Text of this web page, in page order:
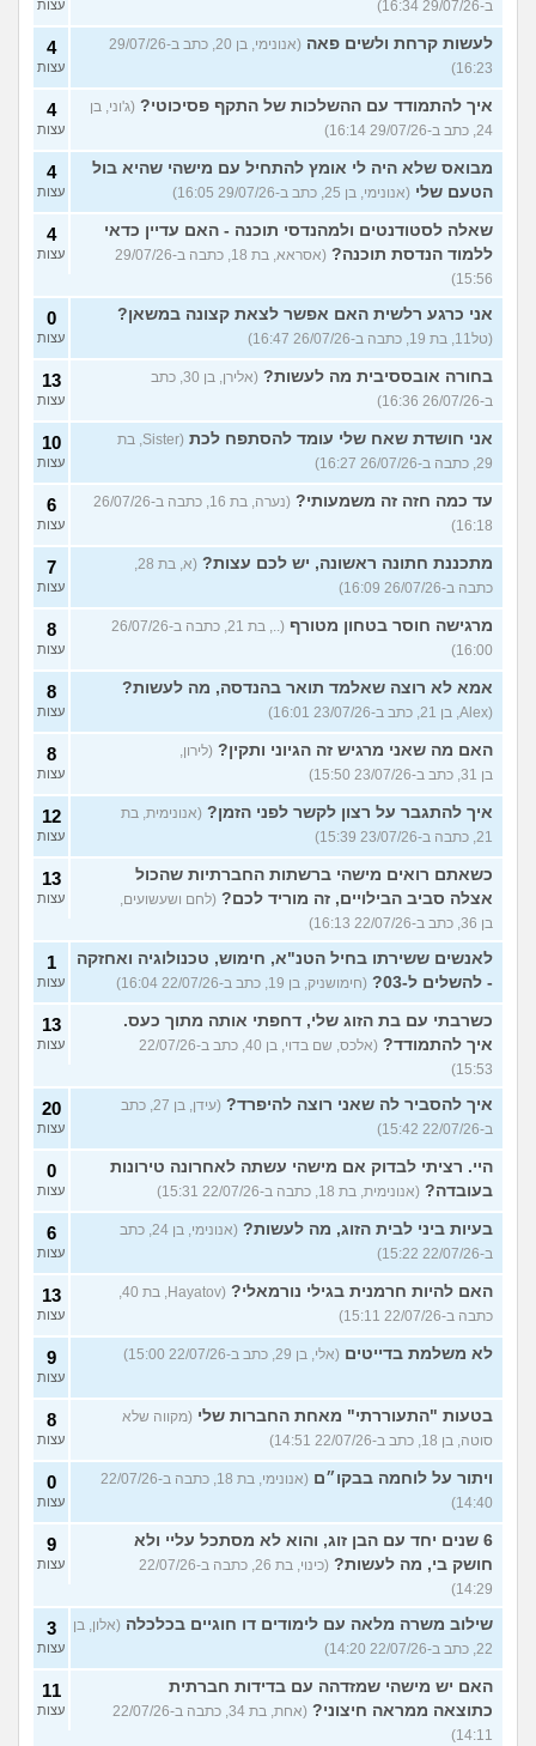
ב-29/07/26 16:34) עצות
לעשות קרחת ולשים פאה
(אנונימי, בן 20, כתב ב-29/07/26
16:23)
4
עצות
איך להתמודד עם ההשלכות של התקף פסיכוטי? (ג'וני, בן
24, כתב ב-29/07/26 16:14)
4
עצות
מבואס שלא היה לי אומץ להתחיל עם מישהי שהיא בול
הטעם שלי (אנונימי, בן 25, כתב ב-29/07/26 16:05)
4
עצות
שאלה לסטודנטים ולמהנדסי תוכנה - האם עדיין כדאי
ללמוד הנדסת תוכנה?
(אסראא, בת 18, כתבה ב-29/07/26
15:56)
4
עצות
אני כרגע רלשית האם אפשר לצאת קצונה במשאן?
(טל11, בת 19, כתבה ב-26/07/26 16:47)
0
עצות
בחורה אובססיבית מה לעשות?
(אלירן, בן 30, כתב
ב-26/07/26 16:36)
13
עצות
אני חושדת שאח שלי עומד להסתפח לכת
(Sister, בת
29, כתבה ב-26/07/26 16:27)
10
עצות
עד כמה חזה זה משמעותי?
(נערה, בת 16, כתבה ב-26/07/26
16:18)
6
עצות
מתכננת חתונה ראשונה, יש לכם עצות?
(א, בת 28,
כתבה ב-26/07/26 16:09)
7
עצות
מרגישה חוסר בטחון מטורף
(.., בת 21, כתבה ב-26/07/26
16:00)
8
עצות
אמא לא רוצה שאלמד תואר בהנדסה, מה לעשות?
(Alex, בן 21, כתב ב-23/07/26 16:01)
8
עצות
האם מה שאני מרגיש זה הגיוני ותקין? (לירון,
בן 31, כתב ב-23/07/26 15:50)
8
עצות
איך להתגבר על רצון לקשר לפני הזמן? (אנונימית, בת
21, כתבה ב-23/07/26 15:39)
12
עצות
כשאתם רואים מישהי ברשתות החברתיות שהכול
אצלה סביב הבילויים, זה מוריד לכם? (לחם ושעשועים,
בן 36, כתב ב-22/07/26 16:13)
13
עצות
לאנשים ששירתו בחיל הטנ"א, חימוש, טכנולוגיה ואחזקה
- להשלים ל-03?
(חימושניק, בן 19, כתב ב-22/07/26 16:04)
1
עצות
כשרבתי עם בת הזוג שלי, דחפתי אותה מתוך כעס.
איך להתמודד?
(אלכס, שם בדוי, בן 40, כתב ב-22/07/26
15:53)
13
עצות
איך להסביר לה שאני רוצה להיפרד?
(עידן, בן 27, כתב
ב-22/07/26 15:42)
20
עצות
היי. רציתי לבדוק אם מישהי עשתה לאחרונה טירונות
בעובדה? (אנונימית, בת 18, כתבה ב-22/07/26 15:31)
0
עצות
בעיות ביני לבית הזוג, מה לעשות?
(אנונימי, בן 24, כתב
ב-22/07/26 15:22)
6
עצות
האם להיות חרמנית בגילי נורמאלי?
(Hayatov, בת 40,
כתבה ב-22/07/26 15:11)
13
עצות
לא משלמת בדייטים (אלי, בן 29, כתב ב-22/07/26 15:00) 9
עצות
בטעות "התעוררתי" מאחת החברות שלי (מקווה שלא
סוטה, בן 18, כתב ב-22/07/26 14:51)
8
עצות
ויתור על לוחמה בבקו״ם
(אנונימי, בת 18, כתבה ב-22/07/26
14:40)
0
עצות
6 שנים יחד עם הבן זוג, והוא לא מסתכל עליי ולא
חושק בי, מה לעשות?
(כינוי, בת 26, כתבה ב-22/07/26
14:29)
9
עצות
שילוב משרה מלאה עם לימודים דו חוגיים בכלכלה (אלון, בן
22, כתב ב-22/07/26 14:20)
3
עצות
האם יש מישהי שמזדהה עם בדידות חברתית
כתוצאה ממראה חיצוני?
(אחת, בת 34, כתבה ב-22/07/26
14:11)
11
עצות